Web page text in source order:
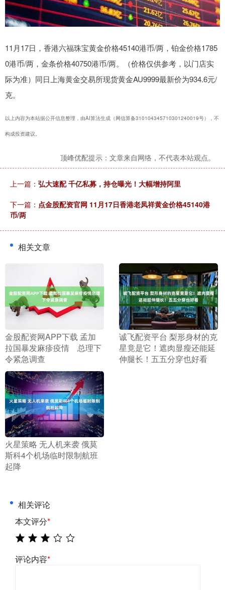
11月17日，香港六福珠宝黄金价格45140港币/两，铂金价格1785
0港币/两，金条价格40750港币/两。（价格仅供参考，以门店实
际为准）同日上海黄金交易所现货黄金AU9999最新价为934.6元/
克。
以上内容为本站据公开信息整理，由AI算法生成（网信算备310104345710301240019号），不
构成投资建议。
顶峰优配提示：文章来自网络，不代表本站观点。
上一篇： 弘大速配 千亿私募，持仓曝光！大幅增持阿里
下一篇： 点金股配资官网 11月17日香港老凤祥黄金价格45140港
币/两
相关文章
​金股配资网APP下载 孟加
拉国暴发麻疹疫情 总理下
令紧急调查
​诚飞配资平台 梨形身材的克
星竟是它！遮肉显瘦还能延
伸腿长！五五分穿也好看
​火星策略 无人机来袭 俄莫
斯科4个机场临时限制航班
起降
相关评论
本文评分*
评论内容*